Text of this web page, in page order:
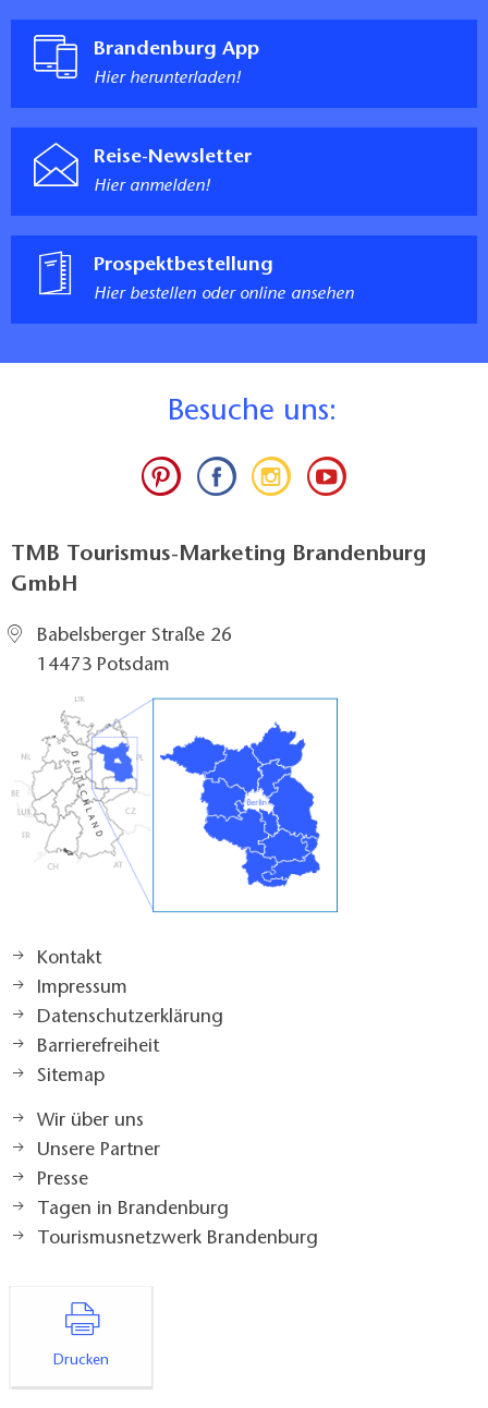
Brandenburg App
Hier herunterladen!
Reise-Newsletter
Hier anmelden!
Prospektbestellung
Hier bestellen oder online ansehen
Besuche uns:
TMB Tourismus-Marketing Brandenburg
GmbH
Babelsberger Straße 26
14473 Potsdam
Kontakt
Impressum
Datenschutzerklärung
Barrierefreiheit
Sitemap
Wir über uns
Unsere Partner
Presse
Tagen in Brandenburg
Tourismusnetzwerk Brandenburg
Drucken